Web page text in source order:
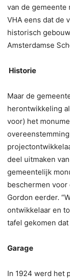
van de gemeente
VHA eens dat de
historisch
Amsterdamse
Historie
Maar de
herontwikkeling
voor) het
deel uitmaken
gemeentelijk
beschermen voor
Gordon eerder.
ontwikkelaar en
tafel gekomen
Garage
In 1924 werd het